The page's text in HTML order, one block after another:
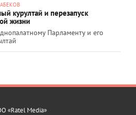
курултай и перезапуск
жизни
Парламенту и его
«Ratel Media»